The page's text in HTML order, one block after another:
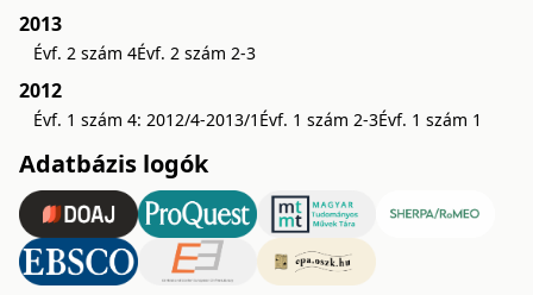
2013
Évf. 2 szám 4Évf. 2 szám 2-3
2012
Évf. 1 szám 4: 2012/4-2013/1 Évf. 1 szám 2-3Évf. 1 szám 1
Adatbázis logók